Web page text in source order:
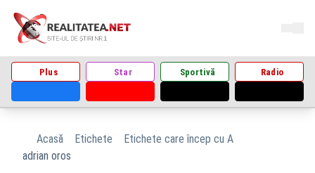
Plus Star Sportivă Radio
Acasă Etichete
Etichete care încep cu A
adrian oros